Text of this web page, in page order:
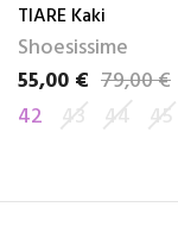
TIARE Kaki
Shoesissime
Prix
55,00 €
Prix de base79,00 €
42 43 44 45